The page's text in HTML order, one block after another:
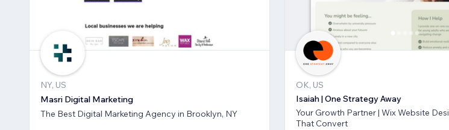
NY, US
Masri Digital Marketing
The Best Digital Marketing Agency in Brooklyn, NY
OK, US
Isaiah | One Strategy Away
Your Growth Partner | Wix Website
That Convert